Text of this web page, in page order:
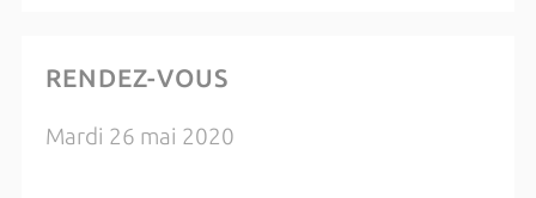
RENDEZ-VOUS
Mardi 26 mai 2020